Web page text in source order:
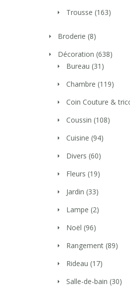
Trousse (163)
Broderie (8)
Décoration (638)
Bureau (31)
Chambre (119)
Coin Couture &
Coussin (108)
Cuisine (94)
Divers (60)
Fleurs (19)
Jardin (33)
Lampe (2)
Noël (96)
Rangement (89)
Rideau (17)
Salle-de-bain (30)